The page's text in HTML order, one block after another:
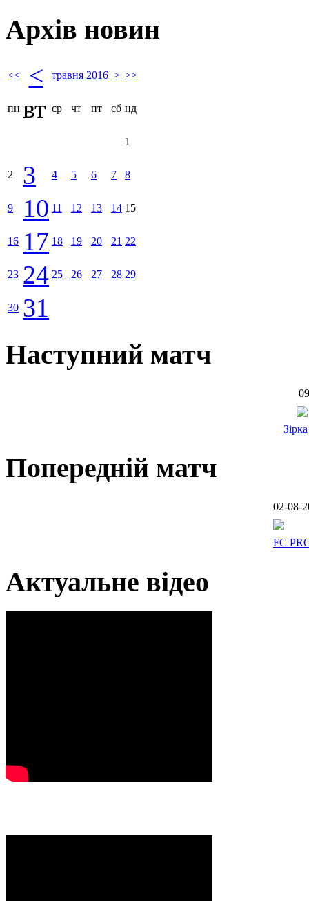
Архів новин
<< < травня 2016 > >>
пн вт ср чт пт сб нд
1
2 3 4 5 6 7 8
9 10 11 12 13 14 15
16 17 18 19 20 21 22
23 24 25 26 27 28 29
30 31
Наступний матч
Зірка
Попередній матч
02-08-
FC
Актуальне відео